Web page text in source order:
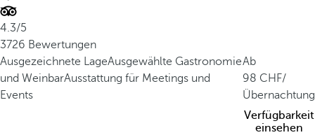
4.3/5
3726 Bewertungen
Ausgezeichnete LageAusgewählte Gastronomie
und WeinbarAusstattung für Meetings und
Events
Ab
98
/
Übernachtung
Verfügbarkeit
einsehen